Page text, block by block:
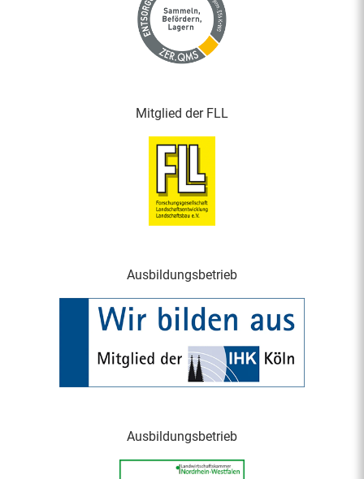
Mitglied der FLL
Ausbildungsbetrieb
Ausbildungsbetrieb